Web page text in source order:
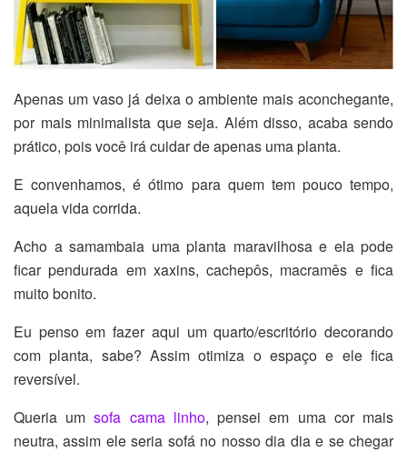
Apenas um vaso já deixa o ambiente mais aconchegante,
por mais minimalista que seja. Além disso, acaba sendo
prático, pois você irá cuidar de apenas uma planta.
E convenhamos, é ótimo para quem tem pouco tempo,
aquela vida corrida.
Acho a samambaia uma planta maravilhosa e ela pode
ficar pendurada em xaxins, cachepôs, macramês e fica
muito bonito.
Eu penso em fazer aqui um quarto/escritório decorando
com planta, sabe? Assim otimiza o espaço e ele fica
reversível.
Queria umsofa cama linho, pensei em uma cor mais
neutra, assim ele seria sofá no nosso dia dia e se chegar